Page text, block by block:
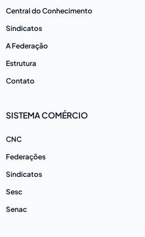
Central do Conhecimento
Sindicatos
A Federação
Estrutura
Contato
SISTEMA COMÉRCIO
CNC
Federações
Sindicatos
Sesc
Senac